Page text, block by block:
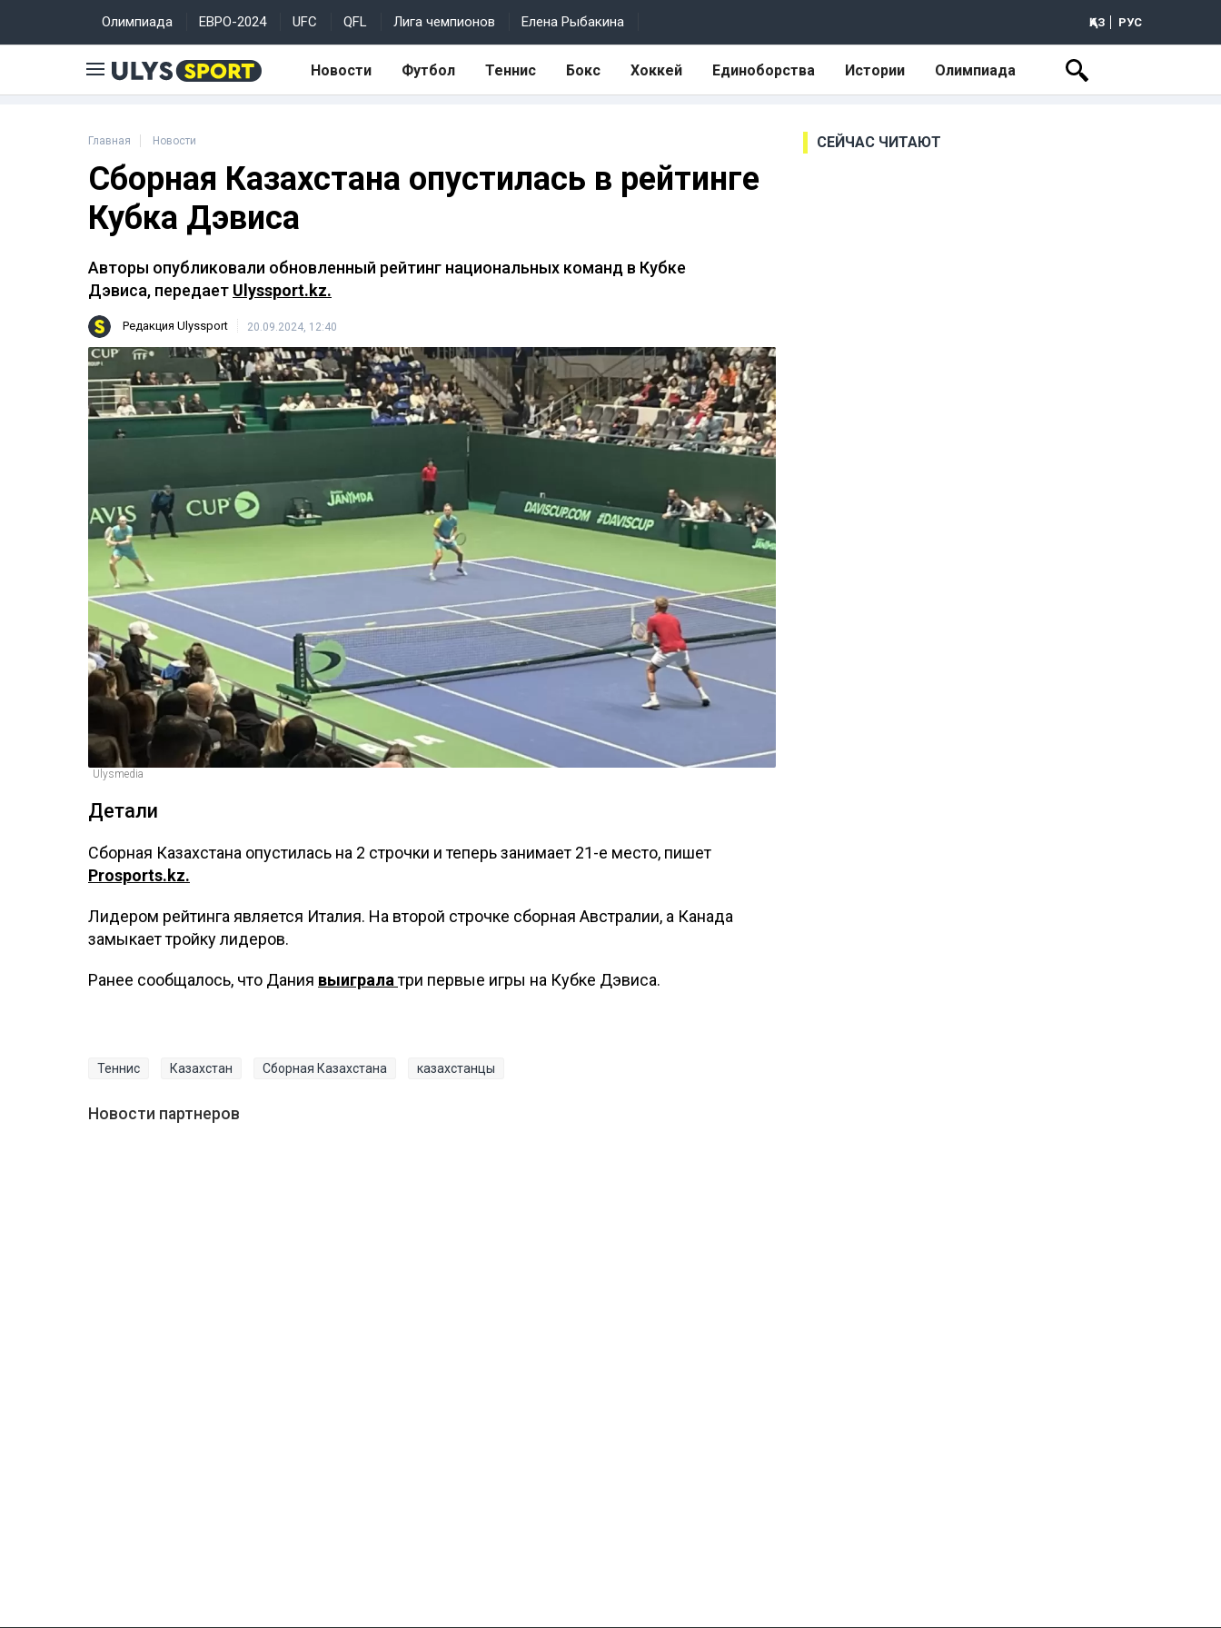
Олимпиада ЕВРО-2024 UFC QFL Лига чемпионов Елена Рыбакина ҚАЗ РУС
Новости Футбол Теннис Бокс Хоккей Единоборства Истории Олимпиада
Главная Новости
Сборная Казахстана опустилась в рейтинге
Кубка Дэвиса
Авторы опубликовали обновленный рейтинг национальных команд в Кубке
Дэвиса, передает Ulyssport.kz.
Редакция Ulyssport 20.09.2024, 12:40
Ulysmedia
Детали
Сборная Казахстана опустилась на 2 строчки и теперь занимает 21-е место, пишет
Prosports.kz.
Лидером рейтинга является Италия. На второй строчке сборная Австралии, а Канада
замыкает тройку лидеров.
Ранее сообщалось, что Дания выигралатри первые игры на Кубке Дэвиса.
Теннис Казахстан Сборная Казахстана казахстанцы
Новости партнеров
СЕЙЧАС ЧИТАЮТ